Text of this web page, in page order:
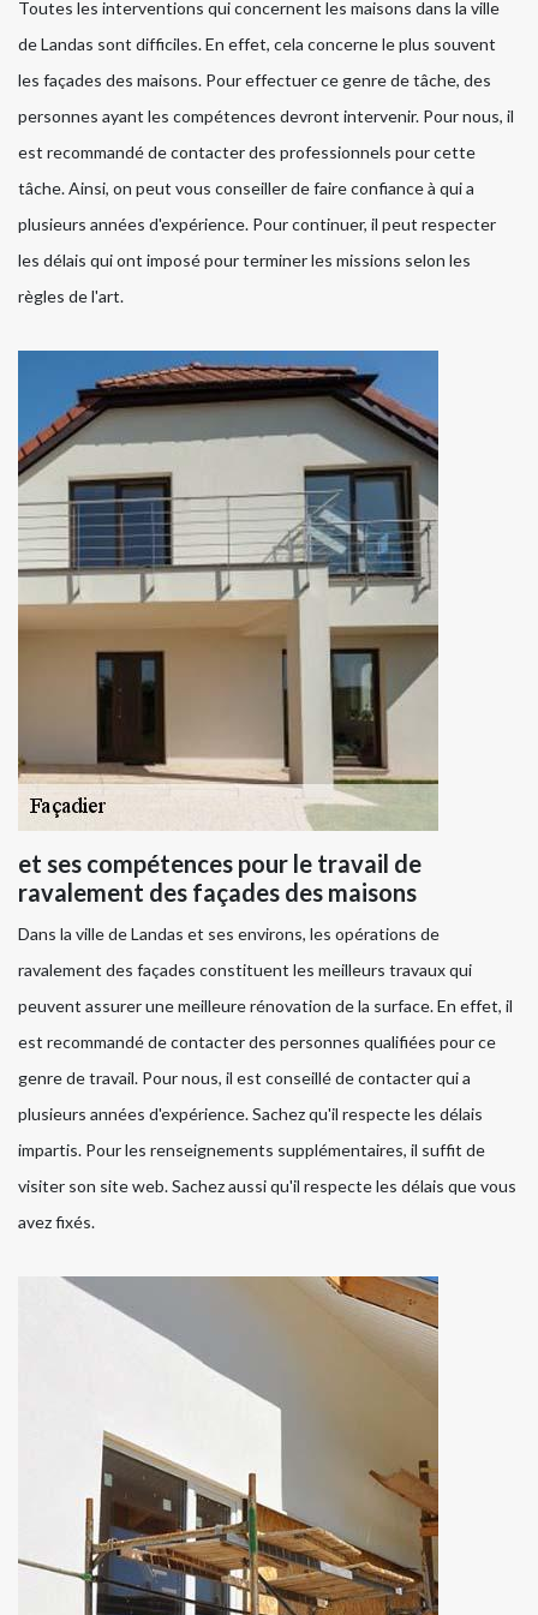
Toutes les interventions qui concernent les maisons dans la ville
de Landas sont difficiles. En effet, cela concerne le plus souvent
les façades des maisons. Pour effectuer ce genre de tâche, des
personnes ayant les compétences devront intervenir. Pour nous, il
est recommandé de contacter des professionnels pour cette
tâche. Ainsi, on peut vous conseiller de faire confiance à qui a
plusieurs années d'expérience. Pour continuer, il peut respecter
les délais qui ont imposé pour terminer les missions selon les
règles de l'art.
et ses compétences pour le travail de
ravalement des façades des maisons
Dans la ville de Landas et ses environs, les opérations de
ravalement des façades constituent les meilleurs travaux qui
peuvent assurer une meilleure rénovation de la surface. En effet, il
est recommandé de contacter des personnes qualifiées pour ce
genre de travail. Pour nous, il est conseillé de contacter qui a
plusieurs années d'expérience. Sachez qu'il respecte les délais
impartis. Pour les renseignements supplémentaires, il suffit de
visiter son site web. Sachez aussi qu'il respecte les délais que vous
avez fixés.